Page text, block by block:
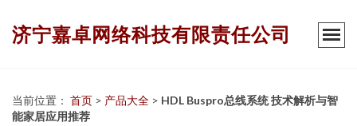
济宁嘉卓网络科技有限责任公司
当前位置： 首页 > 产品大全 > HDL Buspro总线系统 技术解析与智
能家居应用推荐